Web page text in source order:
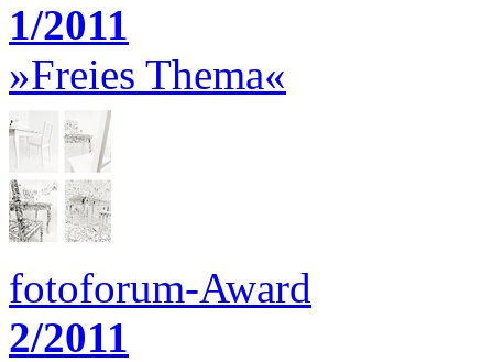
1/2011
»Freies Thema«
fotoforum-Award
2/2011